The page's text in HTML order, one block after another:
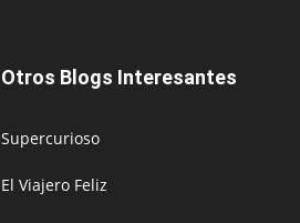
Otros Blogs Interesantes
Supercurioso
El Viajero Feliz